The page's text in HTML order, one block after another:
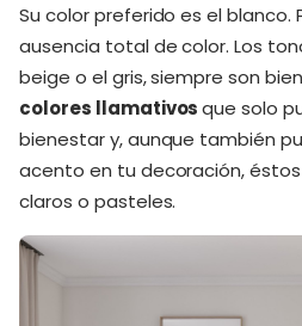
Su color preferido es el blanco.
ausencia total de color. Los
beige o el gris, siempre son
colores llamativosque solo
bienestar y, aunque también
acento en tu decoración,
claros o pasteles.